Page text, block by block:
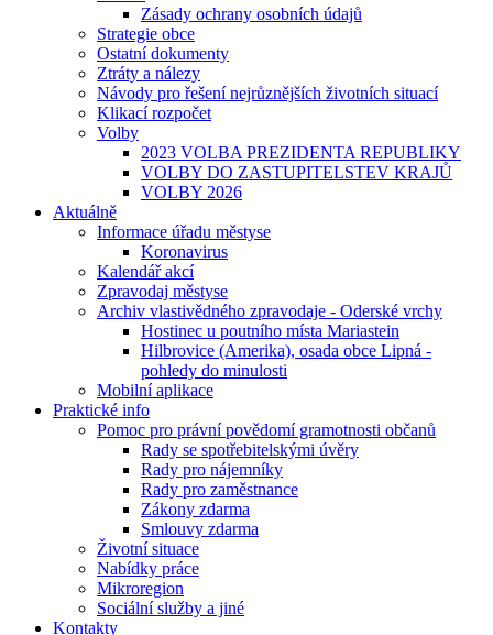
Zásady ochrany osobních údajů
Strategie obce
Ostatní dokumenty
Ztráty a nálezy
Návody pro řešení nejrůznějších životních situací
Klikací rozpočet
Volby
2023 VOLBA PREZIDENTA REPUBLIKY
VOLBY DO ZASTUPITELSTEV KRAJŮ
VOLBY 2026
Aktuálně
Informace úřadu městyse
Koronavirus
Kalendář akcí
Zpravodaj městyse
Archiv vlastivědného zpravodaje - Oderské vrchy
Hostinec u poutního místa Mariastein
Hilbrovice (Amerika), osada obce Lipná -
pohledy do minulosti
Mobilní aplikace
Praktické info
Pomoc pro právní povědomí gramotnosti občanů
Rady se spotřebitelskými úvěry
Rady pro nájemníky
Rady pro zaměstnance
Zákony zdarma
Smlouvy zdarma
Životní situace
Nabídky práce
Mikroregion
Sociální služby a jiné
Kontakty